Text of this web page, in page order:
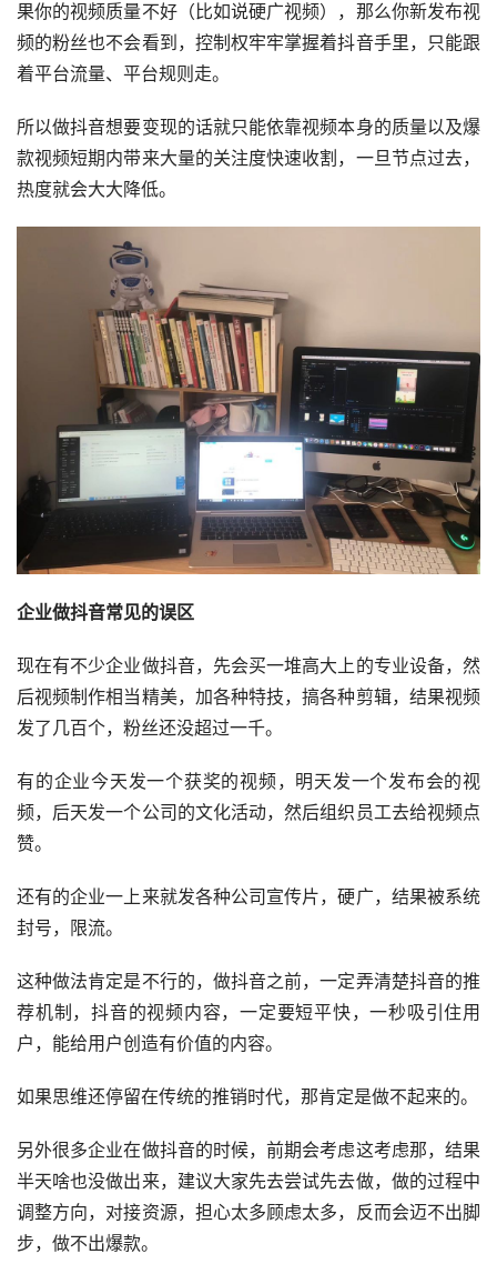
果你的视频质量不好（比如说硬广视频），那么你新发布视
频的粉丝也不会看到，控制权牢牢掌握着抖音手里，只能跟
着平台流量、平台规则走。
所以做抖音想要变现的话就只能依靠视频本身的质量以及爆
款视频短期内带来大量的关注度快速收割，一旦节点过去，
热度就会大大降低。
企业做抖音常见的误区
现在有不少企业做抖音，先会买一堆高大上的专业设备，然
后视频制作相当精美，加各种特技，搞各种剪辑，结果视频
发了几百个，粉丝还没超过一千。
有的企业今天发一个获奖的视频，明天发一个发布会的视
频，后天发一个公司的文化活动，然后组织员工去给视频点
赞。
还有的企业一上来就发各种公司宣传片，硬广，结果被系统
封号，限流。
这种做法肯定是不行的，做抖音之前，一定弄清楚抖音的推
荐机制，抖音的视频内容，一定要短平快，一秒吸引住用
户，能给用户创造有价值的内容。
如果思维还停留在传统的推销时代，那肯定是做不起来的。
另外很多企业在做抖音的时候，前期会考虑这考虑那，结果
半天啥也没做出来，建议大家先去尝试先去做，做的过程中
调整方向，对接资源，担心太多顾虑太多，反而会迈不出脚
步，做不出爆款。